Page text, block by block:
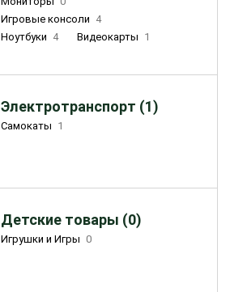
Игровые консоли 4
Ноутбуки 4 Видеокарты 1
Электротранспорт (1)
Самокаты 1
Детские товары (0)
Игрушки и Игры 0